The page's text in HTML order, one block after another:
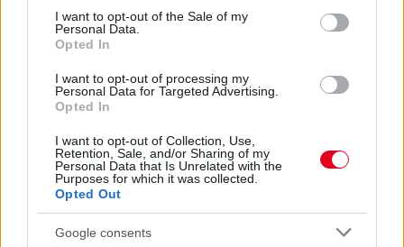
consent section.
I want to opt-out of the Sale of my
Personal Data.
Opted In
I want to opt-out of processing my
Personal Data for Targeted Advertising.
Opted In
I want to opt-out of Collection, Use,
Retention, Sale, and/or Sharing of my
Personal Data that Is Unrelated with the
Purposes for which it was collected.
Opted Out
Google consents
16 órája
Sajtó: Az Aston Martintól érkezik Lambiase utódja a Red